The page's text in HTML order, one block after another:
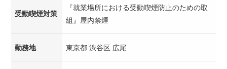
受動喫煙対策
『就業場所における受動喫煙防止のための取
組』屋内禁煙
勤務地 東京都 渋谷区 広尾